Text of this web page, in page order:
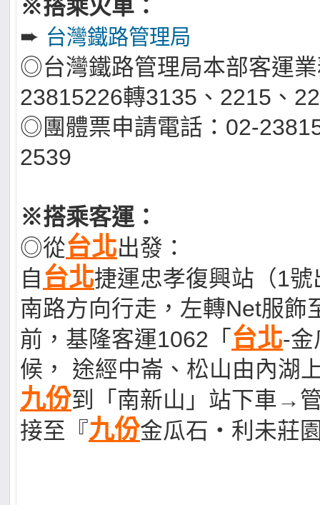
※搭乘火車：
➨ 台灣鐵路管理局
◎台灣鐵路管理局本部客運
23815226轉3135、2215、
◎團體票申請電話：02-
2539
※搭乘客運：
◎從台北出發：
自 台北捷運忠孝復興站（1
南路方向行走，左轉Net服飾
前，基隆客運1062「 台北-金
候， 途經中崙、松山由內湖
九份到「南新山」站下車→
接至『九份金瓜石‧利未莊